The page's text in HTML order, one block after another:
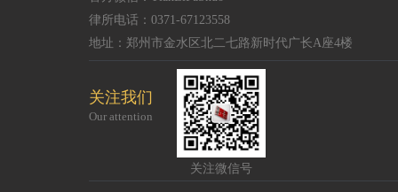
律所电话：0371-67123558
地址：郑州市金水区北二七路新时代广长A座4楼
关注我们
Our attention
关注微信号